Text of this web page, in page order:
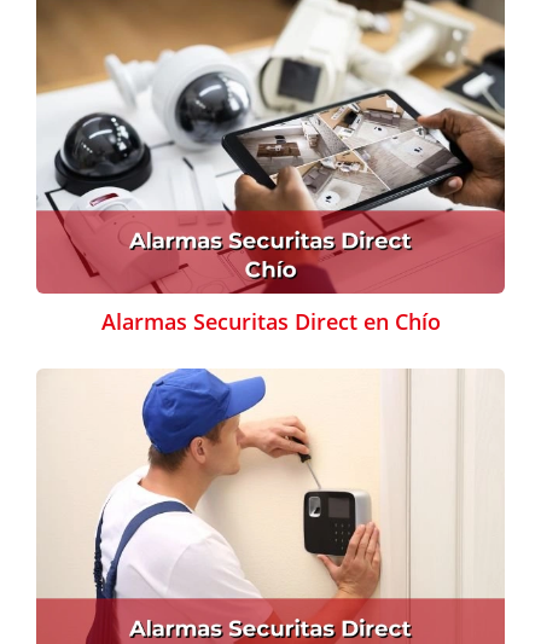
Alarmas Securitas Direct en Chío